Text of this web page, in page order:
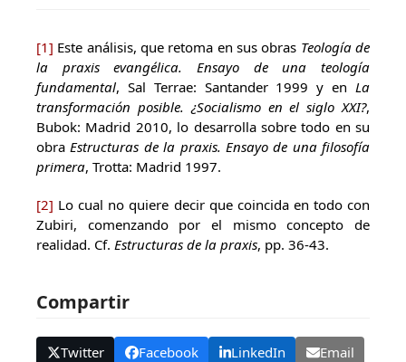
[1] Este análisis, que retoma en sus obras Teología de
la praxis evangélica. Ensayo de una teología
fundamental, Sal Terrae: Santander 1999 y en La
transformación posible. ¿Socialismo en el siglo XXI?,
Bubok: Madrid 2010, lo desarrolla sobre todo en su
obraEstructuras de la praxis. Ensayo de una filosofía
primera, Trotta: Madrid 1997.
[2] Lo cual no quiere decir que coincida en todo con
Zubiri, comenzando por el mismo concepto de
realidad. Cf. Estructuras de la praxis, pp. 36-43.
Compartir
Twitter Facebook LinkedIn Email